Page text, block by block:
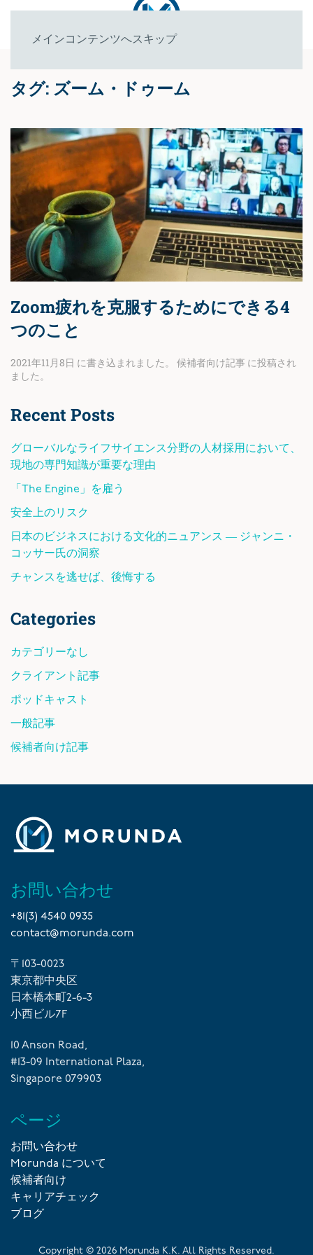
メインコンテンツへスキップ
タグ: ズーム・ドゥーム
Zoom疲れを克服するためにできる4
つのこと
2021年11月8日 に書き込まれました。 候補者向け記事 に投稿され
ました。
Recent Posts
グローバルなライフサイエンス分野の人材採用において、
現地の専門知識が重要な理由
「The Engine」を雇う
安全上のリスク
日本のビジネスにおける文化的ニュアンス ― ジャンニ・
コッサー氏の洞察
チャンスを逃せば、後悔する
Categories
カテゴリーなし
クライアント記事
ポッドキャスト
一般記事
候補者向け記事
お問い合わせ
+81(3) 4540 0935
contact@morunda.com
〒103-0023
東京都中央区
日本橋本町2-6-3
小西ビル7F
10 Anson Road,
#13-09 International Plaza,
Singapore 079903
ページ
お問い合わせ
Morunda について
候補者向け
キャリアチェック
ブログ
Copyright © 2026 Morunda K.K. All Rights Reserved.